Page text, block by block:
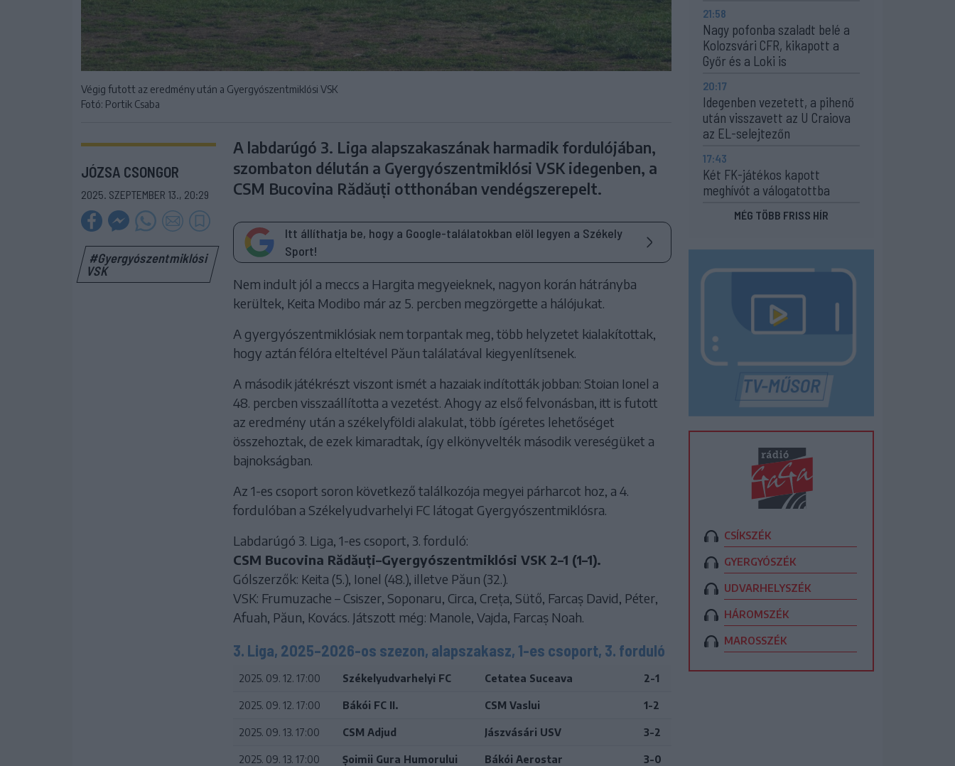
Végig futott az eredmény után a Gyergyószentmiklósi VSK
Fotó: Portik Csaba
JÓZSA CSONGOR
2025. SZEPTEMBER 13., 20:29
#Gyergyószentmiklósi
VSK
A labdarúgó 3. Liga alapszakaszának harmadik fordulójában,
szombaton délután a Gyergyószentmiklósi VSK idegenben, a
CSM Bucovina Rădăuți otthonában vendégszerepelt.
Itt állíthatja be, hogy a Google-találatokban elöl legyen a Székely
Sport!
Nem indult jól a meccs a Hargita megyeieknek, nagyon korán hátrányba
kerültek, Keita Modibo már az 5. percben megzörgette a hálójukat.
A gyergyószentmiklósiak nem torpantak meg, több helyzetet kialakítottak,
hogy aztán félóra elteltével Păun találatával kiegyenlítsenek.
A második játékrészt viszont ismét a hazaiak indították jobban: Stoian Ionel a
48. percben visszaállította a vezetést. Ahogy az első felvonásban, itt is futott
az eredmény után a székelyföldi alakulat, több ígéretes lehetőséget
összehoztak, de ezek kimaradtak, így elkönyvelték második vereségüket a
bajnokságban.
Az 1-es csoport soron következő találkozója megyei párharcot hoz, a 4.
fordulóban a Székelyudvarhelyi FC látogat Gyergyószentmiklósra.
Labdarúgó 3. Liga, 1-es csoport, 3. forduló:
CSM Bucovina Rădăuți–Gyergyószentmiklósi VSK 2–1 (1–1).
Gólszerzők: Keita (5.), Ionel (48.), illetve Păun (32.).
VSK: Frumuzache – Csiszer, Soponaru, Circa, Creța, Sütő, Farcaș David, Péter,
Afuah, Păun, Kovács. Játszott még: Manole, Vajda, Farcaș Noah.
3. Liga, 2025–2026-os szezon, alapszakasz, 1-es csoport, 3. forduló
2025. 09. 12. 17:00 Székelyudvarhelyi FC Cetatea Suceava 2-1
2025. 09. 12. 17:00 Bákói FC II. CSM Vaslui 1-2
2025. 09. 13. 17:00 CSM Adjud Jászvásári USV 3-2
2025. 09. 13. 17:00 Șoimii Gura Humorului Bákói Aerostar 3-0
21:58
Nagy pofonba szaladt belé a
Kolozsvári CFR, kikapott a
Győr és a Loki is
20:17
Idegenben vezetett, a pihenő
után visszavett az U Craiova
az EL-selejtezőn
17:43
Két FK-játékos kapott
meghívót a válogatottba
MÉG TÖBB FRISS HÍR
CSÍKSZÉK
GYERGYÓSZÉK
UDVARHELYSZÉK
HÁROMSZÉK
MAROSSZÉK